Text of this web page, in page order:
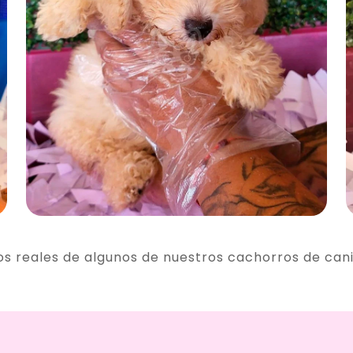
reales de algunos de nuestros cachorros de